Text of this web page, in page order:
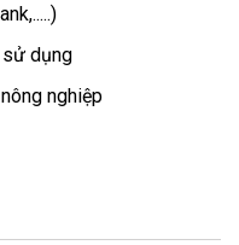
sử dụng
nghiệp